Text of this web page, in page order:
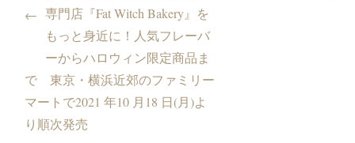
← 専門店『Fat Witch Bakery』を
もっと身近に！人気フレーバ
ーからハロウィン限定商品ま
で 東京・横浜近郊のファミリー
マートで2021 年10 月18 日(月)よ
り順次発売